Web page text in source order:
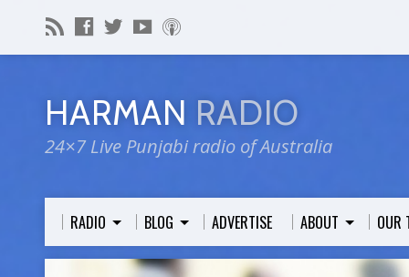
HARMAN RADIO
24×7 Live Punjabi radio of Australia
RADIO BLOG ADVERTISE ABOUT OUR